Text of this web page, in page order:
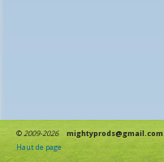
©2009-2026
mightyprods@gmail.com
Haut de page